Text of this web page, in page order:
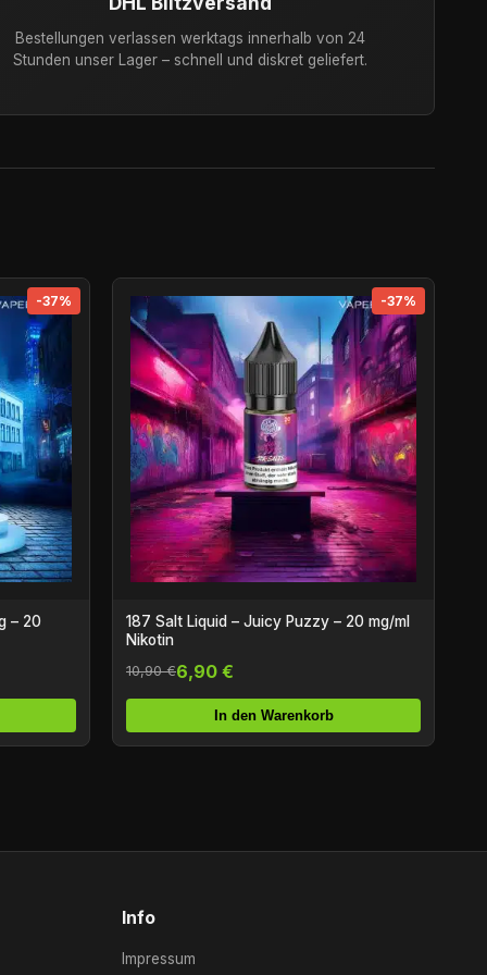
Bestellungen verlassen werktags innerhalb von 24
Stunden unser Lager – schnell und diskret geliefert.
-37%
– 20
-37%
187 Salt Liquid – Juicy Puzzy – 20 mg/ml
Nikotin
10,90 €6,90 €
In den Warenkorb
Info
Impressum